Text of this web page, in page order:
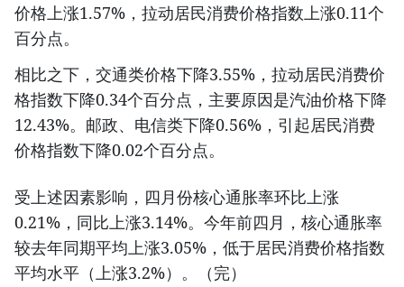
价格上涨1.57%，拉动居民消费价格指数上涨0.11个
百分点。
相比之下，交通类价格下降3.55%，拉动居民消费价
格指数下降0.34个百分点，主要原因是汽油价格下降
12.43%。邮政、电信类下降0.56%，引起居民消费
价格指数下降0.02个百分点。
受上述因素影响，四月份核心通胀率环比上涨
0.21%，同比上涨3.14%。今年前四月，核心通胀率
较去年同期平均上涨3.05%，低于居民消费价格指数
平均水平（上涨3.2%）。（完）